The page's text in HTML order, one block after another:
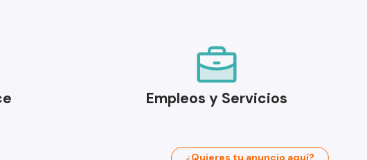
Empleos y Servicios
¿Quieres tu anuncio aquí?